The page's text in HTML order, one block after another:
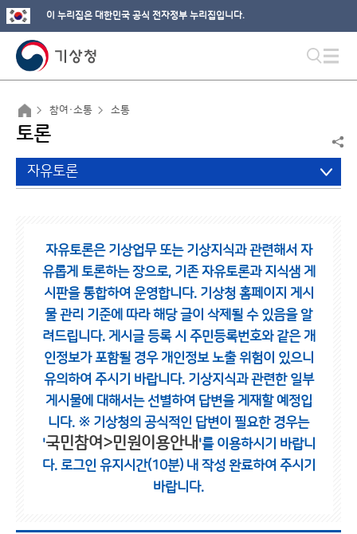
이 누리집은 대한민국 공식 전자정부 누리집입니다.
참여·소통 소통
토론
자유토론
자유토론은 기상업무 또는 기상지식과 관련해서 자
유롭게 토론하는 장으로, 기존 자유토론과 지식샘 게
시판을 통합하여 운영합니다. 기상청 홈페이지 게시
물 관리 기준에 따라 해당 글이 삭제될 수 있음을 알
려드립니다. 게시글 등록 시 주민등록번호와 같은 개
인정보가 포함될 경우 개인정보 노출 위험이 있으니
유의하여 주시기 바랍니다. 기상지식과 관련한 일부
게시물에 대해서는 선별하여 답변을 게재할 예정입
니다. ※ 기상청의 공식적인 답변이 필요한 경우는
'국민참여>민원이용안내 '를 이용하시기 바랍니
다. 로그인 유지시간(10분) 내 작성 완료하여 주시기
바랍니다.